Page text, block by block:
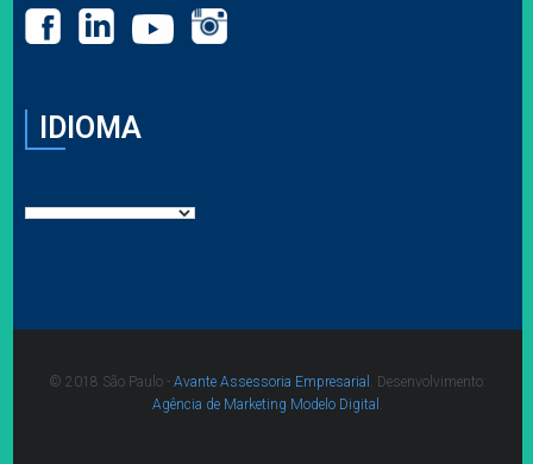
IDIOMA
© 2018 São Paulo - Avante Assessoria Empresarial . Desenvolvimento:
Agência de Marketing Modelo Digital .